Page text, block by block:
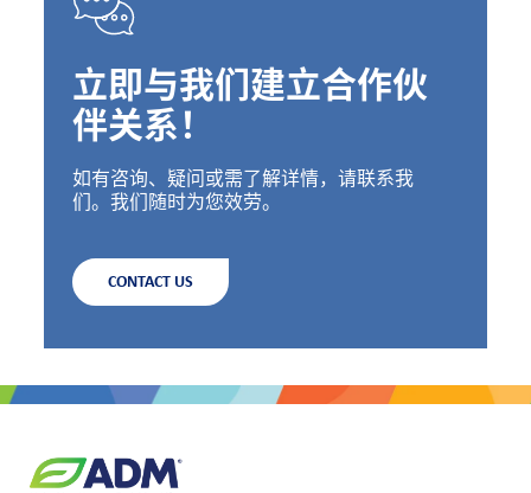
立即与我们建立合作伙
伴关系！
如有咨询、疑问或需了解详情，请联系我
们。我们随时为您效劳。
CONTACT US